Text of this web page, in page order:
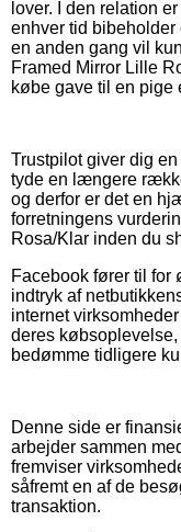
lover. I den relation
enhver tid bibeholder
en anden gang vil
Framed Mirror Lille
købe gave til en pige
Trustpilot giver dig
tyde en længere
og derfor er det en
forretningens
Rosa/Klar inden du
Facebook fører til for
indtryk af
internet
deres
bedømme tidligere
Denne side er
arbejder sammen
fremviser
såfremt en af de
transaktion.